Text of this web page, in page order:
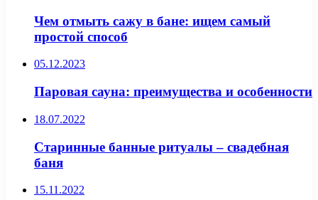
Чем отмыть сажу в бане: ищем самый
простой способ
05.12.2023
Паровая сауна: преимущества и особенности
18.07.2022
Старинные банные ритуалы – свадебная
баня
15.11.2022